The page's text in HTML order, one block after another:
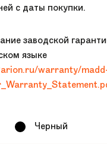
с даты покупки.
заводской
языке
warranty/
Черный